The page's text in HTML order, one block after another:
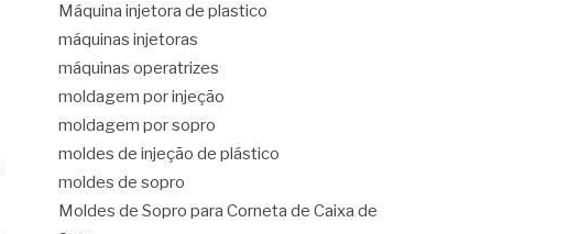
Máquina injetora de plastico
máquinas injetoras
máquinas operatrizes
moldagem por injeção
moldagem por sopro
moldes de injeção de plástico
moldes de sopro
Moldes de Sopro para Corneta de Caixa de